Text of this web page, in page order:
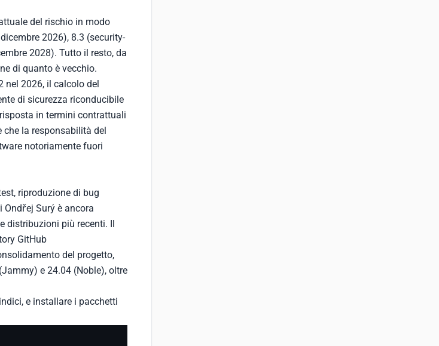
del rischio in modo
2026), 8.3 (security-
2028). Tutto il resto, da
di quanto è vecchio.
nel 2026, il calcolo del
di sicurezza riconducibile
in termini contrattuali
che la responsabilità del
notoriamente fuori
riproduzione di bug
Ondřej Surý è ancora
distribuzioni più recenti. Il
GitHub
del progetto,
e 24.04 (Noble), oltre
e installare i pacchetti